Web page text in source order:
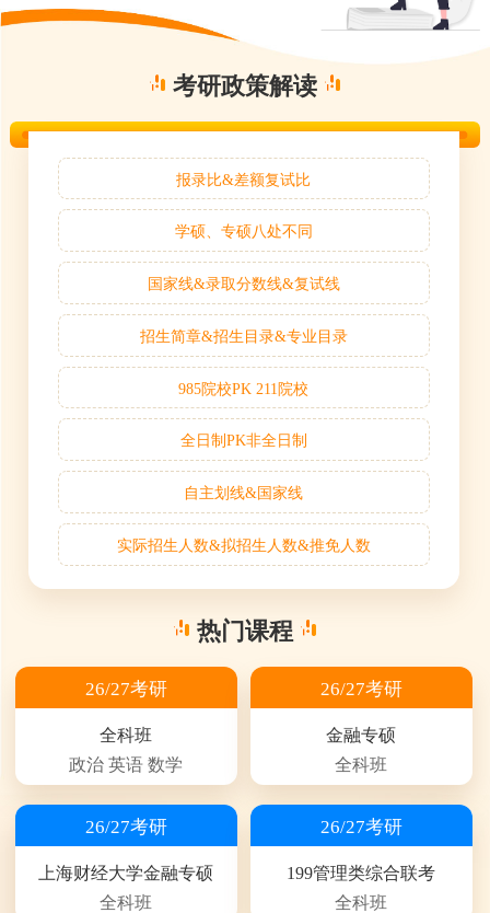
考研政策解读
报录比&差额复试比
学硕、专硕八处不同
国家线&录取分数线&复试线
招生简章&招生目录&专业目录
985院校PK 211院校
全日制PK非全日制
自主划线&国家线
实际招生人数&拟招生人数&推免人数
热门课程
26/27考研
全科班
政治 英语 数学
26/27考研
金融专硕
全科班
26/27考研
上海财经大学金融专硕
全科班
26/27考研
199管理类综合联考
全科班